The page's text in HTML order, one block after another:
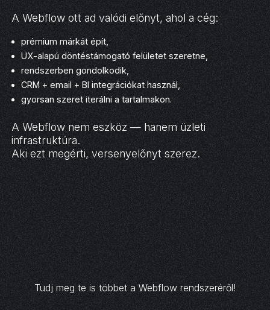
A Webflow ott ad valódi előnyt, ahol a cég:
prémium márkát épít,
UX-alapú döntéstámogató felületet szeretne,
rendszerben gondolkodik,
CRM + email + BI integrációkat használ,
gyorsan szeret iterálni a tartalmakon.
A Webflow nem eszköz — hanem üzleti
infrastruktúra.
Aki ezt megérti, versenyelőnyt szerez.
Tudj meg te is többet a Webflow rendszeréről!